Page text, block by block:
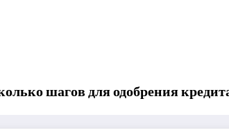
шагов для одобрения